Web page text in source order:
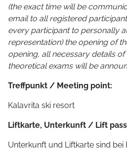
(the exact time will be
email to all registered
every participant to personally
representation) the opening of
opening, all necessary details
theoretical exams will be
Treffpunkt / Meeting point:
Kalavrita ski resort
Liftkarte, Unterkunft / Lift
Unterkunft und Liftkarte sind bei